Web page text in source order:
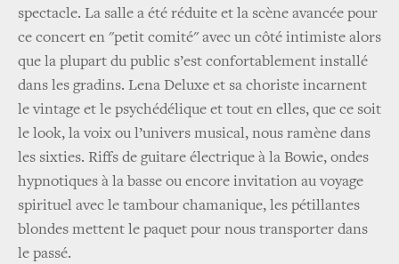
spectacle. La salle a été réduite et la scène avancée pour
ce concert en "petit comité" avec un côté intimiste alors
que la plupart du public s’est confortablement installé
dans les gradins. Lena Deluxe et sa choriste incarnent
le vintage et le psychédélique et tout en elles, que ce soit
le look, la voix ou l’univers musical, nous ramène dans
les sixties. Riffs de guitare électrique à la Bowie, ondes
hypnotiques à la basse ou encore invitation au voyage
spirituel avec le tambour chamanique, les pétillantes
blondes mettent le paquet pour nous transporter dans
le passé.